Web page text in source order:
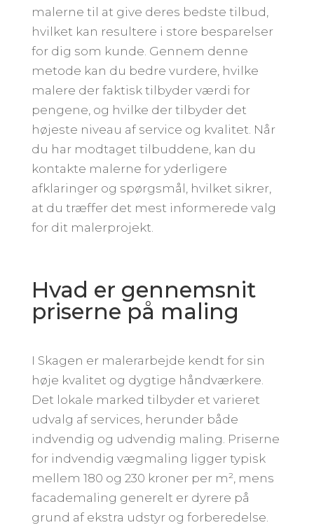
malerne til at give deres bedste tilbud,
hvilket kan resultere i store besparelser
for dig som kunde. Gennem denne
metode kan du bedre vurdere, hvilke
malere der faktisk tilbyder værdi for
pengene, og hvilke der tilbyder det
højeste niveau af service og kvalitet. Når
du har modtaget tilbuddene, kan du
kontakte malerne for yderligere
afklaringer og spørgsmål, hvilket sikrer,
at du træffer det mest informerede valg
for dit malerprojekt.
Hvad er gennemsnit
priserne på maling
I Skagen er malerarbejde kendt for sin
høje kvalitet og dygtige håndværkere.
Det lokale marked tilbyder et varieret
udvalg af services, herunder både
indvendig og udvendig maling. Priserne
for indvendig vægmaling ligger typisk
mellem 180 og 230 kroner per m², mens
facademaling generelt er dyrere på
grund af ekstra udstyr og forberedelse.